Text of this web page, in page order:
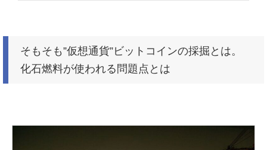
そもそも”仮想通貨”ビットコインの採掘とは。
化石燃料が使われる問題点とは